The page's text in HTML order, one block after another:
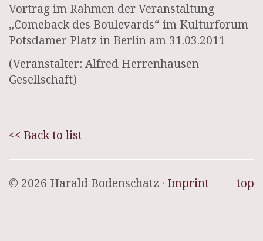
Vortrag im Rahmen der Veranstaltung
„Comeback des Boulevards“ im Kulturforum
Potsdamer Platz in Berlin am 31.03.2011
(Veranstalter: Alfred Herrenhausen
Gesellschaft)
<< Back to list
top
© 2026 Harald Bodenschatz · Imprint